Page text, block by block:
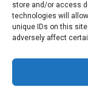
store and/or access
technologies will
unique IDs on this
adversely affect